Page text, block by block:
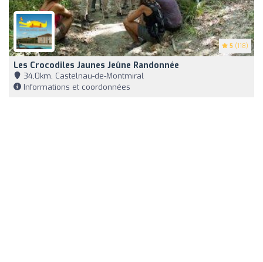
5 (118)
Les Crocodiles Jaunes Jeûne Randonnée
34,0km, Castelnau-de-Montmiral
Informations et coordonnées